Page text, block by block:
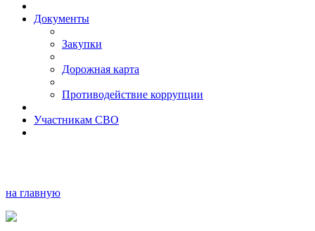
Документы
Закупки
Дорожная карта
Противодействие коррупции
Участникам СВО
на главную